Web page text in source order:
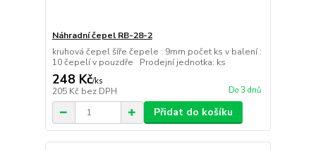
Náhradní čepel RB-28-2
kruhová čepel šíře čepele : 9mm počet ks v balení :
10 čepelí v pouzdře Prodejní jednotka: ks
248 Kč/ks
205 Kč bez DPH Do 3 dnů
Přidat do košíku